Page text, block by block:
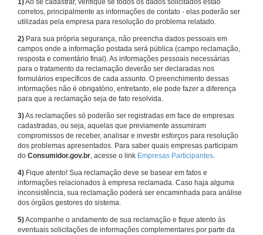
1)Ao se cadastrar, verifique se todos os dados solicitados estão
corretos, principalmente as informações de contato - elas poderão ser
utilizadas pela empresa para resolução do problema relatado.
2) Para sua própria segurança, não preencha dados pessoais em
campos onde a informação postada será pública (campo reclamação,
resposta e comentário final). As informações pessoais necessárias
para o tratamento da reclamação deverão ser declaradas nos
formulários específicos de cada assunto. O preenchimento dessas
informações não é obrigatório, entretanto, ele pode fazer a diferença
para que a reclamação seja de fato resolvida.
3)As reclamações só poderão ser registradas em face de empresas
cadastradas, ou seja, aquelas que previamente assumiram
compromissos de receber, analisar e investir esforços para resolução
dos problemas apresentados. Para saber quais empresas participam
do Consumidor.gov.br, acesse o link Empresas Participantes.
4) Fique atento! Sua reclamação deve se basear em fatos e
informações relacionados à empresa reclamada. Caso haja alguma
inconsistência, sua reclamação poderá ser encaminhada para análise
dos órgãos gestores do sistema.
5)Acompanhe o andamento de sua reclamação e fique atento às
eventuais solicitações de informações complementares por parte da